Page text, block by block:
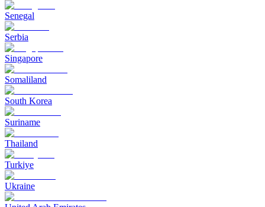
Senegal
Serbia
Singapore
Somaliland
South Korea
Suriname
Thailand
Turkiye
Ukraine